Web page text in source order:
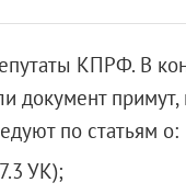
КПРФ. В
документ
по статьям о:
УК);